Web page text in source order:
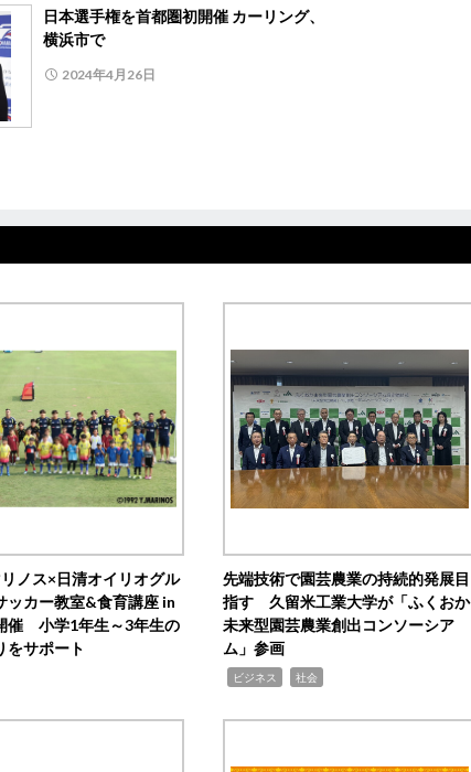
日本選手権を首都圏初開催 カーリング、
横浜市で
2024年4月26日
ノス×日清オイリオグル
ッカー教室&食育講座 in
催 小学1年生～3年生の
をサポート
先端技術で園芸農業の持続的発展目
指す 久留米工業大学が「ふくおか
未来型園芸農業創出コンソーシア
ム」参画
ビジネス 社会